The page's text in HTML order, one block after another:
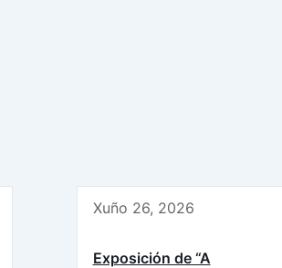
Xuño 26, 2026
Exposición de “A